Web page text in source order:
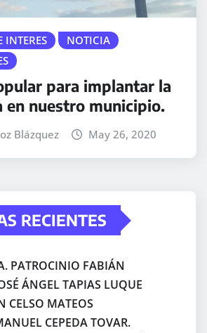
INTERES
NOTICIA
para implantar la
nuestro municipio.
Blázquez May 26, 2020
RECIENTES
PATROCINIO FABIÁN
ÁNGEL TAPIAS LUQUE
CELSO MATEOS
CEPEDA TOVAR.